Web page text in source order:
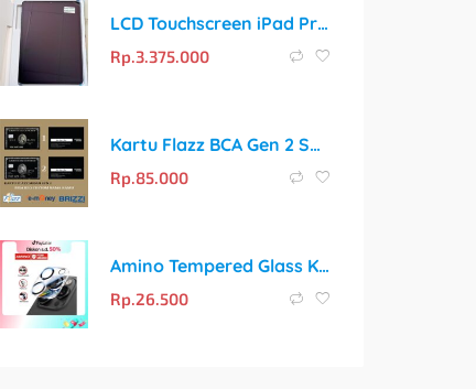
LCD Touchscreen iPad Pro 11 2020 A2228 / A2068 / A2230 / A2231 Original
Rp. 3.375.000
Kartu Flazz BCA Gen 2 Saldo 0 / Cetak Custom Sesuai Keinginan
Rp. 85.000
Amino Tempered Glass Kamera Screen Protector: Lindungi Lensa Kamera iPhone Anda dengan Sempurna
Rp. 26.500